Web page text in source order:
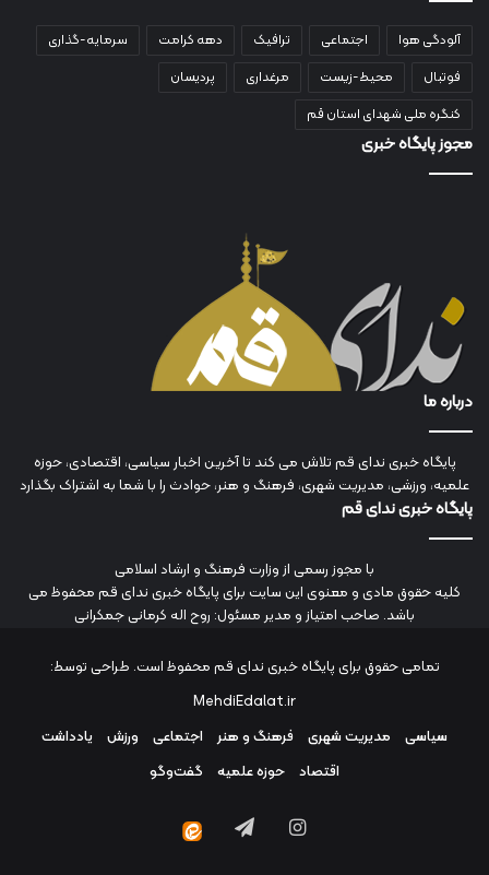
آلودگی هوا اجتماعی ترافیک دهه کرامت
سرمایه-گذاری
فوتبال
محیط-زیست مرغداری
پردیسان
کنگره ملی شهدای استان قم
مجوز پایگاه خبری
درباره ما
پایگاه خبری ندای قم تلاش می کند تا آخرین اخبار سیاسی، اقتصادی، حوزه
علمیه، ورزشی، مدیریت شهری، فرهنگ و هنر، حوادث را با شما به اشتراک بگذارد
پایگاه خبری ندای قم
با مجوز رسمی از وزارت فرهنگ و ارشاد اسلامی
کلیه حقوق مادی و معنوی این سایت برای پایگاه خبری ندای قم محفوظ می
باشد. صاحب امتیاز و مدیر مسئول: روح اله کرمانی جمکرانی
تمامی حقوق برای پایگاه خبری ندای قم محفوظ است. طراحی توسط:
MehdiEdalat.ir
سیاسی
مدیریت شهری فرهنگ و هنر اجتماعی ورزش
یادداشت
اقتصاد
حوزه علمیه گفت‌وگو
اینستاگرامتلگرام